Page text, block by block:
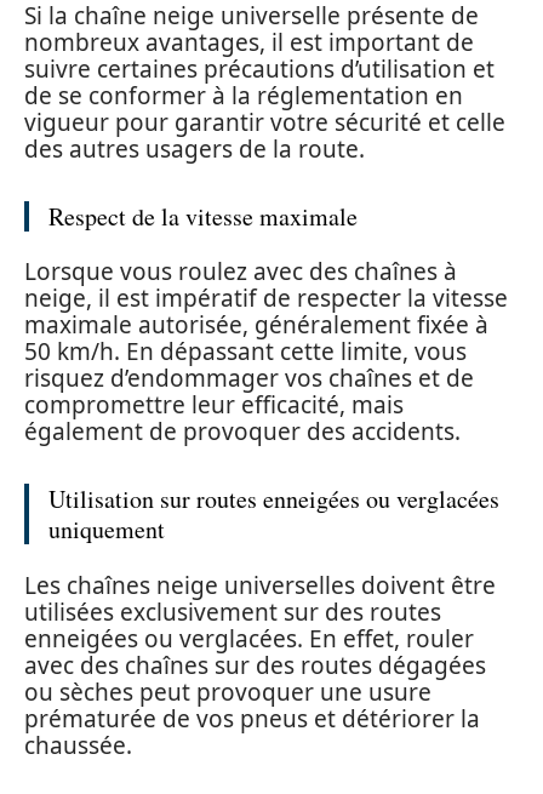
Si la chaîne neige universelle présente de
nombreux avantages, il est important de
suivre certaines précautions d’utilisation et
de se conformer à la réglementation en
vigueur pour garantir votre sécurité et celle
des autres usagers de la route.
Respect de la vitesse maximale
Lorsque vous roulez avec des chaînes à
neige, il est impératif de respecter la vitesse
maximale autorisée, généralement fixée à
50 km/h. En dépassant cette limite, vous
risquez d’endommager vos chaînes et de
compromettre leur efficacité, mais
également de provoquer des accidents.
Utilisation sur routes enneigées ou verglacées
uniquement
Les chaînes neige universelles doivent être
utilisées exclusivement sur des routes
enneigées ou verglacées. En effet, rouler
avec des chaînes sur des routes dégagées
ou sèches peut provoquer une usure
prématurée de vos pneus et détériorer la
chaussée.